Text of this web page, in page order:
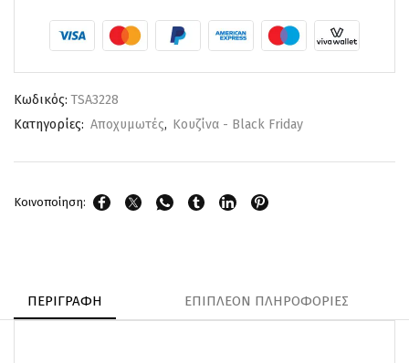
Κωδικός: TSA3228
Κατηγορίες: Αποχυμωτές, Κουζίνα - Black Friday
Κοινοποίηση:
ΠΕΡΙΓΡΑΦΉ ΕΠΙΠΛΈΟΝ ΠΛΗΡΟΦΟΡΊΕΣ